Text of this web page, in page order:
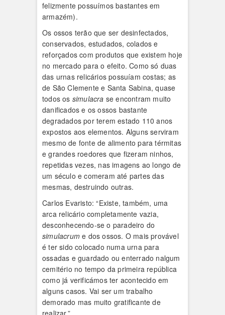
felizmente possuímos bastantes em
armazém).
Os ossos terão que ser desinfectados,
conservados, estudados, colados e
reforçados com produtos que existem hoje
no mercado para o efeito. Como só duas
das urnas relicários possuíam costas; as
de São Clemente e Santa Sabina, quase
todos os simulacra se encontram muito
danificados e os ossos bastante
degradados por terem estado 110 anos
expostos aos elementos. Alguns serviram
mesmo de fonte de alimento para térmitas
e grandes roedores que fizeram ninhos,
repetidas vezes, nas imagens ao longo de
um século e comeram até partes das
mesmas, destruindo outras.
Carlos Evaristo: “Existe, também, uma
arca relicário completamente vazia,
desconhecendo-se o paradeiro do
simulacrum e dos ossos. O mais provável
é ter sido colocado numa urna para
ossadas e guardado ou enterrado nalgum
cemitério no tempo da primeira república
como já verificámos ter acontecido em
alguns casos. Vai ser um trabalho
demorado mas muito gratificante de
realizar.”